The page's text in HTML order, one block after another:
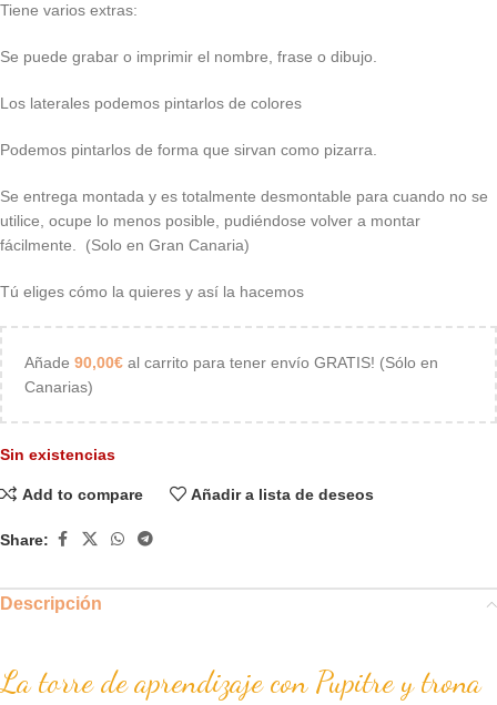
Tiene varios extras:
Se puede grabar o imprimir el nombre, frase o dibujo.
Los laterales podemos pintarlos de colores
Podemos pintarlos de forma que sirvan como pizarra.
Se entrega montada y es totalmente desmontable para cuando no se
utilice, ocupe lo menos posible, pudiéndose volver a montar
fácilmente. (Solo en Gran Canaria)
Tú eliges cómo la quieres y así la hacemos
Añade 90,00€ al carrito para tener envío GRATIS! (Sólo en
Canarias)
Sin existencias
Add to compare Añadir a lista de deseos
Share:
Descripción
La torre de aprendizaje con Pupitre y trona